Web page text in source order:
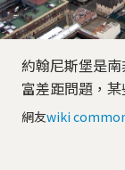
約翰尼斯堡是
富差距問題，
網友wiki